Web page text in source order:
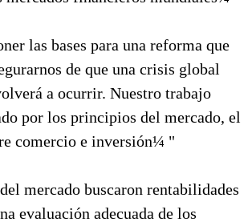
las bases para una reforma que
de que una crisis global
a ocurrir. Nuestro trabajo
por los principios del mercado, el
comercio e inversión¼ "
mercado buscaron rentabilidades
evaluación adecuada de los